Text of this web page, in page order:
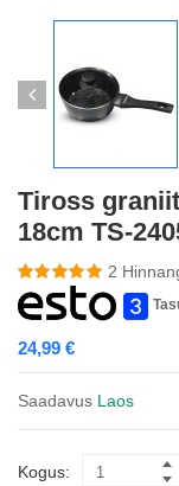
Tiross
18cm TS-
2
24,99 €
Saadavus Laos
Kogus: